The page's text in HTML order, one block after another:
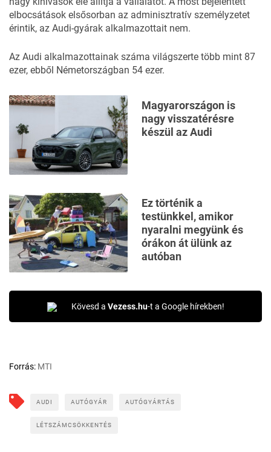
elbocsátások elsősorban az adminisztratív személyzetet
érintik, az Audi-gyárak alkalmazottait nem.
Az Audi alkalmazottainak száma világszerte több mint 87
ezer, ebből Németországban 54 ezer.
Magyarországon is
nagy visszatérésre
készül az Audi
Ez történik a
testünkkel, amikor
nyaralni megyünk és
órákon át ülünk az
autóban
Kövesd a Vezess.hu-t a Google hírekben!
Forrás: MTI
AUDI AUTÓGYÁR AUTÓGYÁRTÁS
LÉTSZÁMCSÖKKENTÉS